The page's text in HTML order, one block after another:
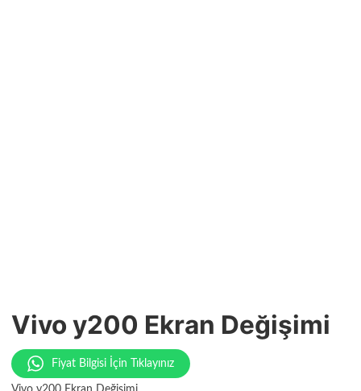
Vivo y200 Ekran Değişimi
Fiyat Bilgisi İçin Tıklayınız